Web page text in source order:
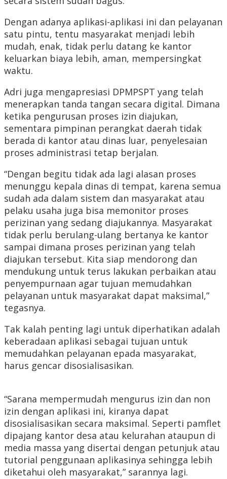
Dengan adanya aplikasi-aplikasi ini dan pelayanan
satu pintu, tentu masyarakat menjadi lebih
mudah, enak, tidak perlu datang ke kantor
keluarkan biaya lebih, aman, mempersingkat
waktu.
Adri juga mengapresiasi DPMPSPT yang telah
menerapkan tanda tangan secara digital. Dimana
ketika pengurusan proses izin diajukan,
sementara pimpinan perangkat daerah tidak
berada di kantor atau dinas luar, penyelesaian
proses administrasi tetap berjalan.
“Dengan begitu tidak ada lagi alasan proses
menunggu kepala dinas di tempat, karena semua
sudah ada dalam sistem dan masyarakat atau
pelaku usaha juga bisa memonitor proses
perizinan yang sedang diajukannya. Masyarakat
tidak perlu berulang-ulang bertanya ke kantor
sampai dimana proses perizinan yang telah
diajukan tersebut. Kita siap mendorong dan
mendukung untuk terus lakukan perbaikan atau
penyempurnaan agar tujuan memudahkan
pelayanan untuk masyarakat dapat maksimal,”
tegasnya.
Tak kalah penting lagi untuk diperhatikan adalah
keberadaan aplikasi sebagai tujuan untuk
memudahkan pelayanan epada masyarakat,
harus gencar disosialisasikan.
“Sarana mempermudah mengurus izin dan non
izin dengan aplikasi ini, kiranya dapat
disosialisasikan secara maksimal. Seperti pamflet
dipajang kantor desa atau kelurahan ataupun di
media massa yang disertai dengan petunjuk atau
tutorial penggunaan aplikasinya sehingga lebih
diketahui oleh masyarakat,” sarannya lagi.